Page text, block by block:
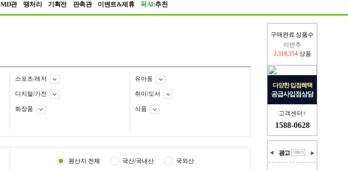
MD관 땡처리 기획전 판촉관 이벤트&제휴 꾹AI:추천
구매완료 상품수
2,326,527
이번주
2,318,554 상품
다양한 입점혜택
공급사입점상담
고객센터
1588-0628
광고
스포츠/레저 유아동
디지털/가전 취미/도서
화장품 식품
원산지 전체 국산/국내산 국외산